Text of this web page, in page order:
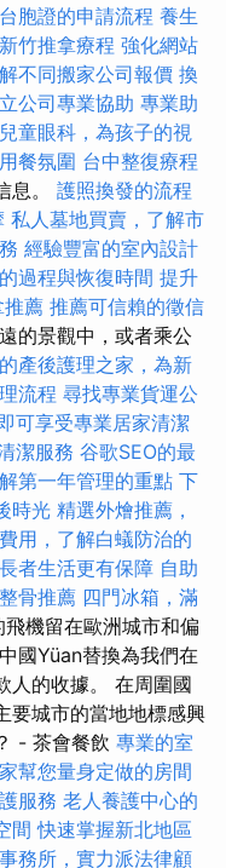
胞證的申請流程 養生
新竹推拿療程 強化網站
不同搬家公司報價 換
公司專業協助 專業助
童眼科，為孩子的視
餐氛圍 台中整復療程
息。 護照換發的流程
私人墓地買賣，了解市
經驗豐富的室內設計
過程與恢復時間 提升
推薦 推薦可信賴的徵信
的景觀中，或者乘公
產後護理之家，為新
流程 尋找專業貨運公
可享受專業居家清潔
潔服務 谷歌SEO的最
第一年管理的重點 下
時光 精選外燴推薦，
用，了解白蟻防治的
者生活更有保障 自助
骨推薦 四門冰箱，滿
機留在歐洲城市和偏
國Yüan替換為我們在
人的收據。 在周圍國
要城市的當地地標感興
- 茶會餐飲 專業的室
幫您量身定做的房間
服務 老人養護中心的
間 快速掌握新北地區
務所，實力派法律顧